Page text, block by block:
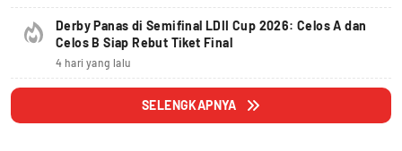
Derby Panas di Semifinal LDII Cup 2026: Celos A dan
Celos B Siap Rebut Tiket Final
4 hari yang lalu
SELENGKAPNYA